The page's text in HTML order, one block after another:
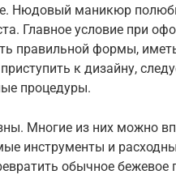
Нюдовый маникюр
Главное условие при
правильной формы,
к дизайну,
процедуры.
Многие из них можно
инструменты и
обычное